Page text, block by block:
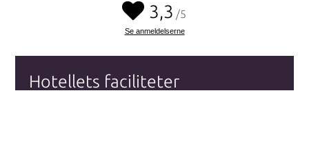
3,3 /5
Se anmeldelserne
Hotellets faciliteter